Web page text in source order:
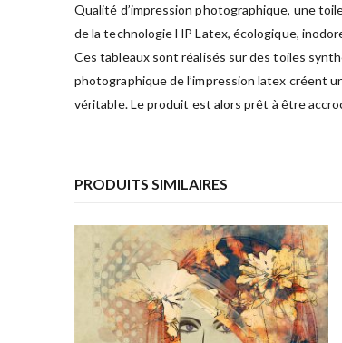
Qualité d’impression photographique, une
de la technologie HP Latex, écologique,
Ces tableaux sont réalisés sur des toiles
photographique de l’impression latex créent
véritable. Le produit est alors prêt à être
PRODUITS SIMILAIRES